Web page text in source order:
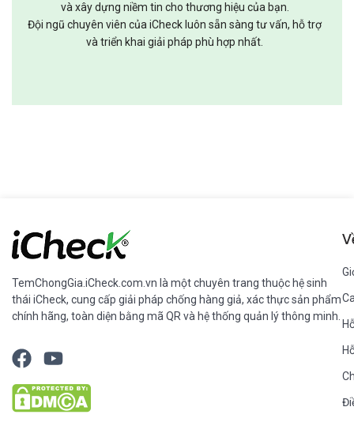
và xây dựng niềm tin cho thương hiệu của bạn.
Đội ngũ chuyên viên của iCheck luôn sẵn sàng tư vấn, hỗ trợ
và triển khai giải pháp phù hợp nhất.
TemChongGia.iCheck.com.vn là một chuyên trang thuộc hệ sinh
thái iCheck, cung cấp giải pháp chống hàng giả, xác thực sản phẩm
chính hãng, toàn diện bằng mã QR và hệ thống quản lý thông minh.